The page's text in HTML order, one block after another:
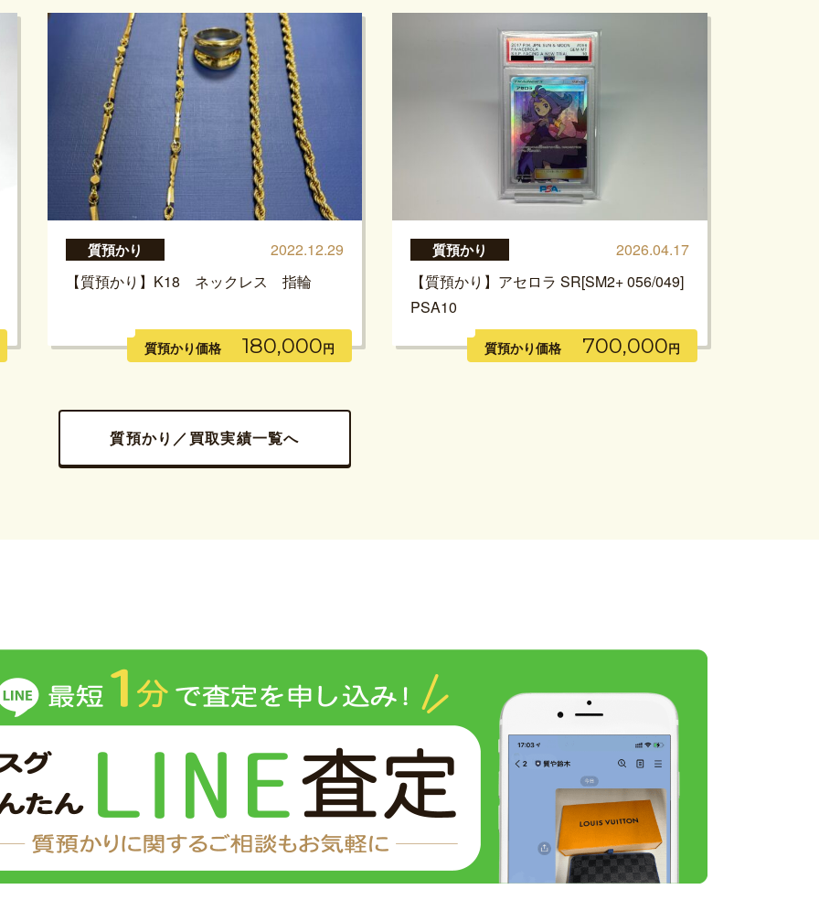
質預かり
2022.12.29
【質預かり】K18 ネックレス 指輪
質預かり価格 180,000円
質預かり
2026.04.17
【質預かり】アセロラ SR[SM2+ 056/049]
PSA10
質預かり価格 700,000円
質預かり／買取実績一覧へ